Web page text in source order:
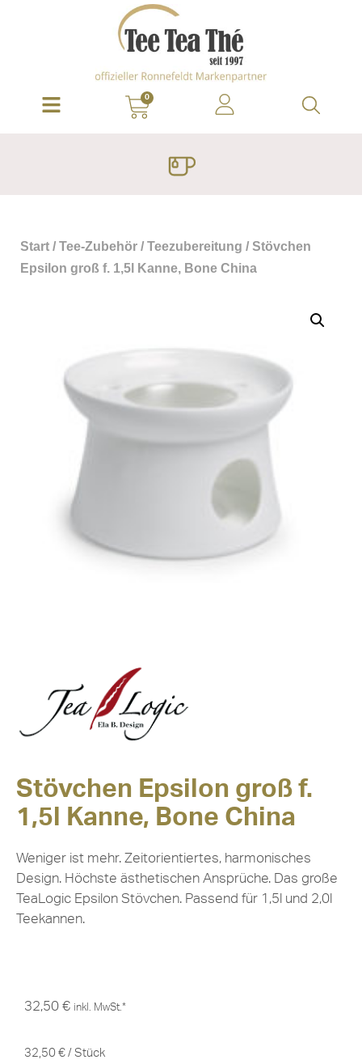
0
Start / Tee-Zubehör / Teezubereitung / Stövchen
Epsilon groß f. 1,5l Kanne, Bone China
Stövchen Epsilon groß f.
1,5l Kanne, Bone China
Weniger ist mehr. Zeitorientiertes, harmonisches
Design. Höchste ästhetischen Ansprüche. Das große
TeaLogic Epsilon Stövchen. Passend für 1,5l und 2,0l
Teekannen.
32,50 € inkl. MwSt.*
32,50 € / Stück